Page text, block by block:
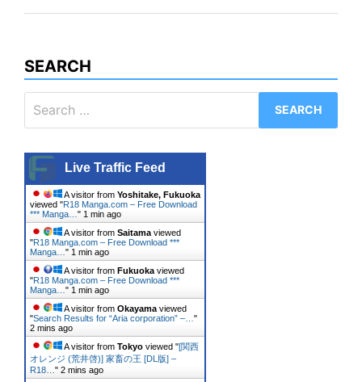
SEARCH
for:
Live Traffic Feed
A visitor from Yoshitake, Fukuoka
viewed "R18 Manga.com – Free Download
*** Manga… " 1 min ago
A visitor from Saitama viewed
"R18 Manga.com – Free Download ***
Manga… " 1 min ago
A visitor from Fukuoka viewed
"R18 Manga.com – Free Download ***
Manga… " 1 min ago
A visitor from Okayama viewed
"Search Results for “Aria corporation” –… "
2 mins ago
A visitor from Tokyo viewed "[関西
オレンジ (荒井啓)] 家畜の王 [DL版] –
R18… " 2 mins ago